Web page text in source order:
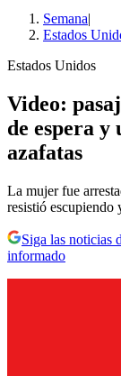
Semana|
Estados
Estados Unidos
Video:
de espera
azafatas
La mujer fue
resistió escupiendo
Siga las noticias
informado